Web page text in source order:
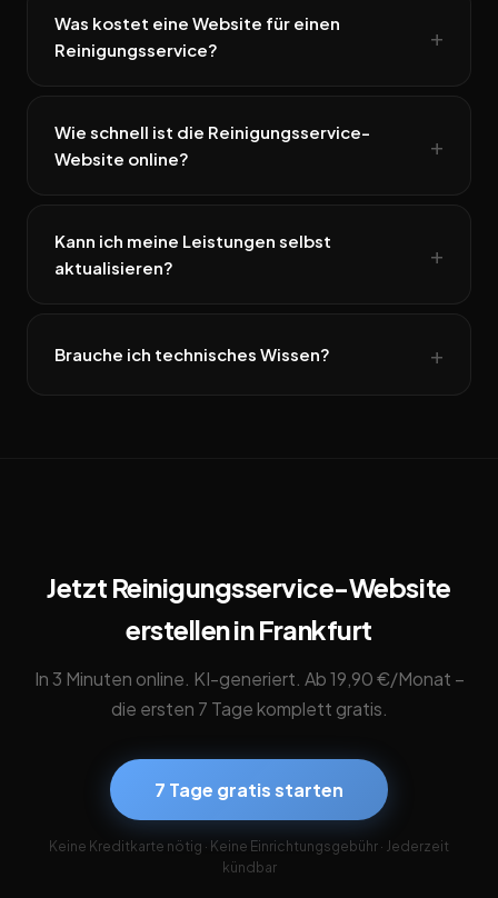
Was kostet eine Website für einen
Reinigungsservice?
Wie schnell ist die Reinigungsservice-
Website online?
Kann ich meine Leistungen selbst
aktualisieren?
Brauche ich technisches Wissen?
Jetzt Reinigungsservice-Website
erstellen in Frankfurt
In 3 Minuten online. KI-generiert. Ab 19,90 €/Monat –
die ersten 7 Tage komplett gratis.
7 Tage gratis starten
Keine Kreditkarte nötig · Keine Einrichtungsgebühr · Jederzeit
kündbar